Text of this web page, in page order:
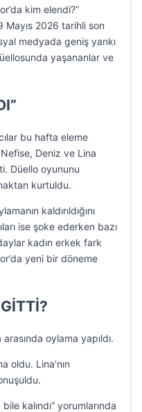
kim elendi?”
Mayıs 2026 tarihli son
medyada geniş yankı
yaşananlar ve
bu hafta eleme
Deniz ve Lina
Düello oyununu
kurtuldu.
kaldırıldığını
ise şoke ederken bazı
kadın erkek fark
yeni bir döneme
oylama yapıldı.
oldu. Lina’nın
kalındı” yorumlarında